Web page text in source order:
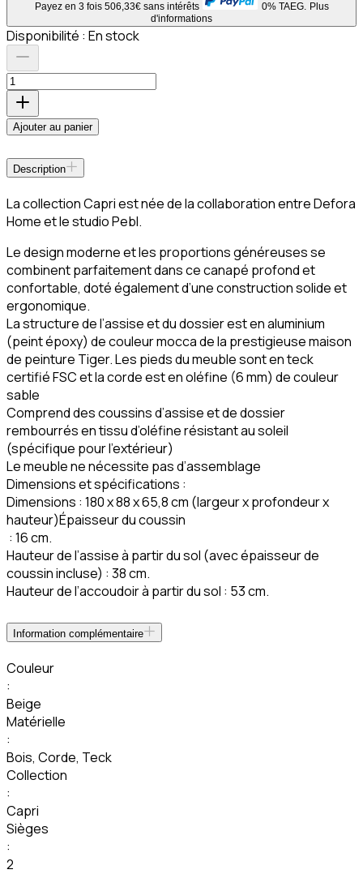
Payez en 3 fois 506,33€ sans intérêts 0% TAEG. Plus
d'informations
Disponibilité : En stock
Ajouter au panier
Description
La collection Capri est née de la collaboration entre Defora
Home et le studio Pebl.
Le design moderne et les proportions généreuses se
combinent parfaitement dans ce canapé profond et
confortable, doté également d’une construction solide et
ergonomique.
La structure de l’assise et du dossier est en aluminium
(peint époxy) de couleur mocca de la prestigieuse maison
de peinture Tiger. Les pieds du meuble sont en teck
certifié FSC et la corde est en oléfine (6 mm) de couleur
sable
Comprend des coussins d’assise et de dossier
rembourrés en tissu d’oléfine résistant au soleil
(spécifique pour l’extérieur)
Le meuble ne nécessite pas d’assemblage
Dimensions et spécifications :
Dimensions : 180 x 88 x 65,8 cm (largeur x profondeur x
hauteur)Épaisseur du coussin
: 16 cm.
Hauteur de l’assise à partir du sol (avec épaisseur de
coussin incluse) : 38 cm.
Hauteur de l’accoudoir à partir du sol : 53 cm.
Information complémentaire
Couleur
:
Beige
Matérielle
:
Bois, Corde, Teck
Collection
:
Capri
Sièges
:
2